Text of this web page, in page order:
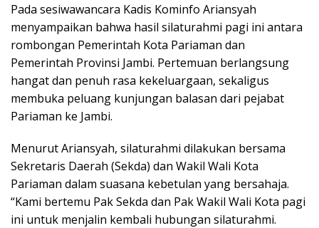
Pada sesiwawancara Kadis Kominfo Ariansyah
menyampaikan bahwa hasil silaturahmi pagi ini antara
rombongan Pemerintah Kota Pariaman dan
Pemerintah Provinsi Jambi. Pertemuan berlangsung
hangat dan penuh rasa kekeluargaan, sekaligus
membuka peluang kunjungan balasan dari pejabat
Pariaman ke Jambi.
Menurut Ariansyah, silaturahmi dilakukan bersama
Sekretaris Daerah (Sekda) dan Wakil Wali Kota
Pariaman dalam suasana kebetulan yang bersahaja.
“Kami bertemu Pak Sekda dan Pak Wakil Wali Kota pagi
ini untuk menjalin kembali hubungan silaturahmi.